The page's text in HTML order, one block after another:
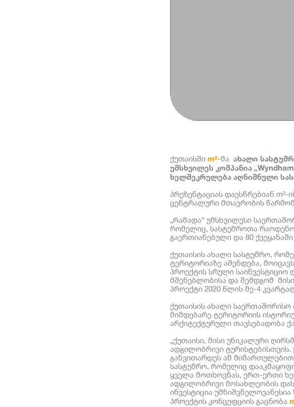
ქუთაისში m²-მა ახალი
უმსხვილეს კომპანია
ხელშეკრულება აღნიშნული
პრეზენტაციას დაესწრებიან
ცენტრალური მთავრობის
„რამადა“ უმსხვილესი
რომელიც, სასტუმროთა
გაერთიანებული და 80
ქუთაისის ახალი სასტუმრო,
ტერიტორიაზე აშენდება,
პროექტის სრული
მშენებლობისა და შემდგომ
პროექტი 2020 წლის მე-4
ქუთაისის ახალი
მიმდებარე ტერიტორიის
არქიტექტურული თავსებადობა
„ქუთაისი, მისი უნიკალური
ადგილობრივი
განვითარდეს ამ
სასტუმრო, რომელიც
ყველა მოთხოვნას, ერთ-ერთი
ადგილობრივი მოსახლეობის
ინვესტიცია
პროექტის კონცეფციის გაცნობა